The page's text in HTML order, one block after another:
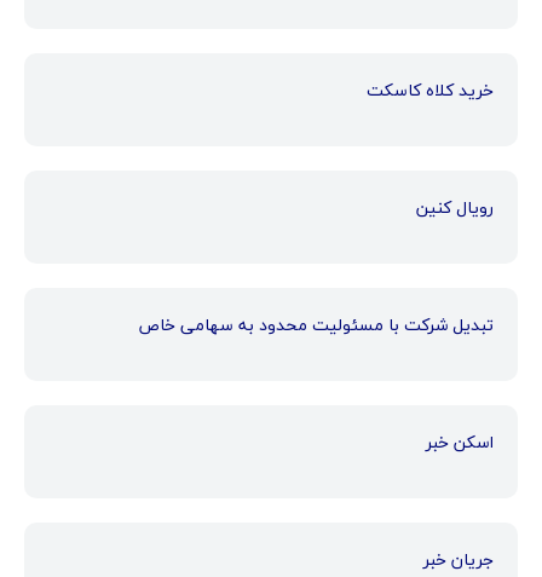
خرید کلاه کاسکت
رویال کنین
تبدیل شرکت با مسئولیت محدود به سهامی خاص
اسکن خبر
جریان خبر